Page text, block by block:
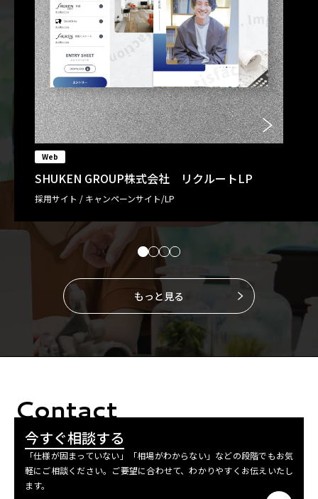
Web
SHUKEN GROUP株式会社 リクルートLP
採用サイト / キャンペーンサイト/LP
もっと見る
Contact
今すぐ相談する
「仕様が固まっていない」「相場がわからない」などの段階でもお気
軽にご相談ください。ご要望に合わせて、わかりやすくお伝えいたし
ます。